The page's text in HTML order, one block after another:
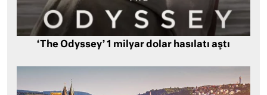
‘The Odyssey’ 1 milyar dolar hasılatı aştı